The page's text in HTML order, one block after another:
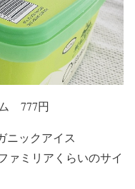
777円
ニックアイス
ァミリアくらいのサイ